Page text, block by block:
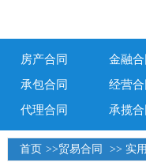
房产合同 金融合
承包合同
经营合
代理合同
承揽合
首页 >>贸易合同 >> 实